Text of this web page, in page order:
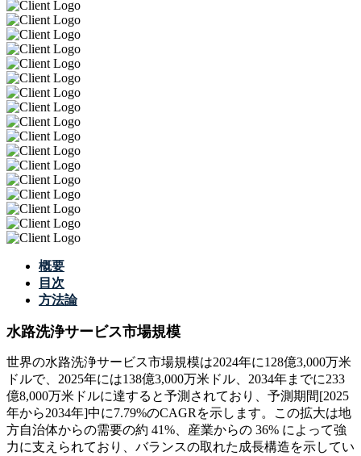
概要
目次
方法論
水路洗浄サービス市場規模
世界の水路洗浄サービス市場規模は2024年に128億3,000万米
ドルで、2025年には138億3,000万米ドル、2034年までに233
億8,000万米ドルに達すると予測されており、予測期間[2025
年から2034年]中に7.79%のCAGRを示します。この拡大は地
方自治体からの需要の約 41%、産業からの 36% によって強
力に支えられており、バランスの取れた成長構造を示してい